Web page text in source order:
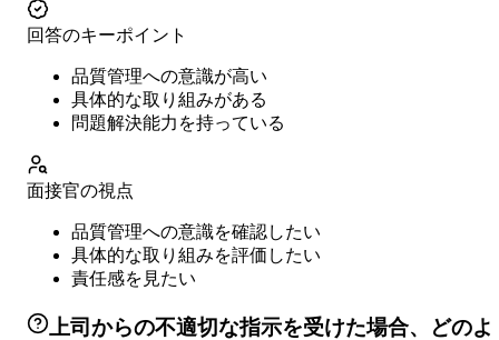
回答のキーポイント
品質管理への意識が高い
具体的な取り組みがある
問題解決能力を持っている
面接官の視点
品質管理への意識を確認したい
具体的な取り組みを評価したい
責任感を見たい
上司からの不適切な指示を受けた場合、どのよ